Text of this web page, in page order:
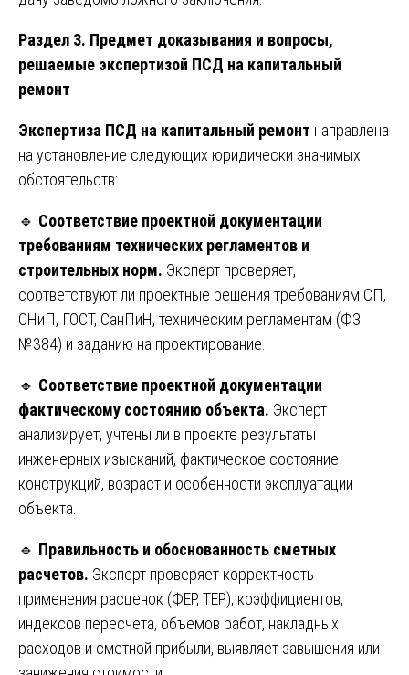
Раздел 3. Предмет доказывания и вопросы,
решаемые экспертизой ПСД на капитальный
ремонт
Экспертиза ПСД на капитальный ремонт направлена
на установление следующих юридически значимых
обстоятельств:
🔹 Соответствие проектной документации
требованиям технических регламентов и
строительных норм. Эксперт проверяет,
соответствуют ли проектные решения требованиям СП,
СНиП, ГОСТ, СанПиН, техническим регламентам (ФЗ
№384) и заданию на проектирование.
🔹 Соответствие проектной документации
фактическому состоянию объекта. Эксперт
анализирует, учтены ли в проекте результаты
инженерных изысканий, фактическое состояние
конструкций, возраст и особенности эксплуатации
объекта.
🔹 Правильность и обоснованность сметных
расчетов. Эксперт проверяет корректность
применения расценок (ФЕР, ТЕР), коэффициентов,
индексов пересчета, объемов работ, накладных
расходов и сметной прибыли, выявляет завышения или